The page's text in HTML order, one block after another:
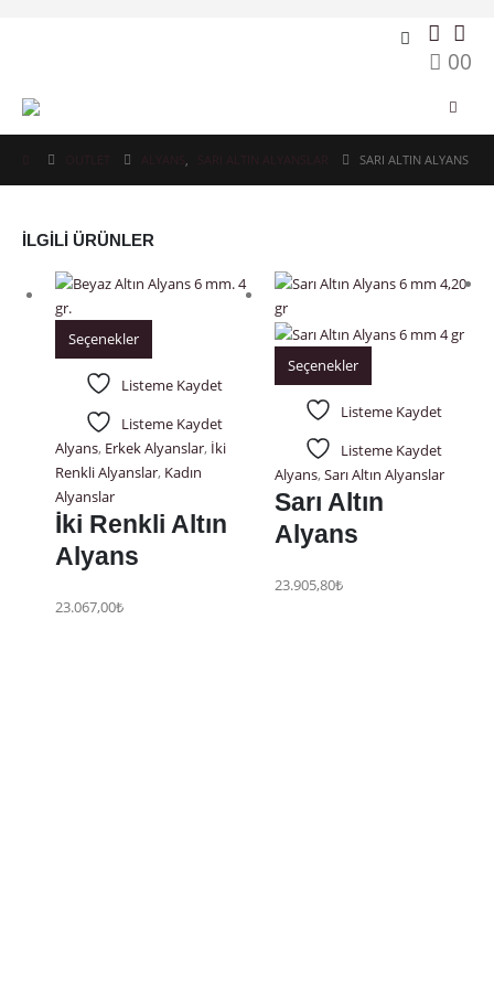
00
ALYANS SARI ALTIN ALYANSLAR SARI ALTIN ALYANS
İLGILI ÜRÜNLER
Seçenekler
Listeme Kaydet
Listeme Kaydet
Alyans, Erkek Alyanslar, İki
Renkli Alyanslar, Kadın
Alyanslar
İki Renkli Altın
Alyans
23.067,00₺
Seçenekler
Listeme Kaydet
Listeme Kaydet
Alyans,Sarı Altın Alyanslar
Sarı Altın
Alyans
23.905,80₺